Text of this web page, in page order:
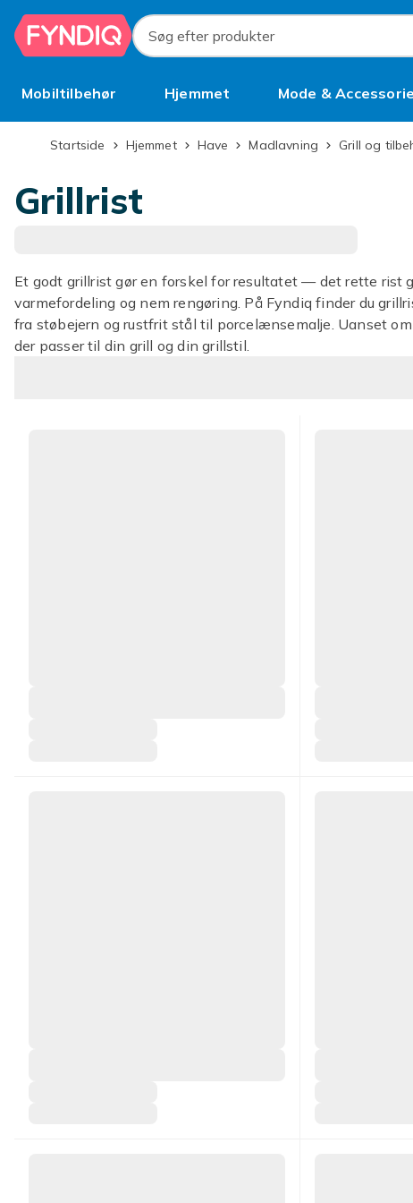
Spring til hovedindhold
Søg efter produkter
Mobiltilbehør Hjemmet Mode &
BrugtStartside Hjemmet Have Madlavning Grill og
Grillrist
Et godt grillrist gør en forskel for resultatet — det rette rist
varmefordeling og nem rengøring. På Fyndiq finder du
fra støbejern og rustfrit stål til porcelænsemalje. Uanset om
der passer til din grill og din grillstil.